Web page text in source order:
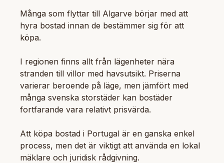
Många som flyttar till Algarve börjar med att
hyra bostad innan de bestämmer sig för att
köpa.
I regionen finns allt från lägenheter nära
stranden till villor med havsutsikt. Priserna
varierar beroende på läge, men jämfört med
många svenska storstäder kan bostäder
fortfarande vara relativt prisvärda.
Att köpa bostad i Portugal är en ganska enkel
process, men det är viktigt att använda en lokal
mäklare och juridisk rådgivning.